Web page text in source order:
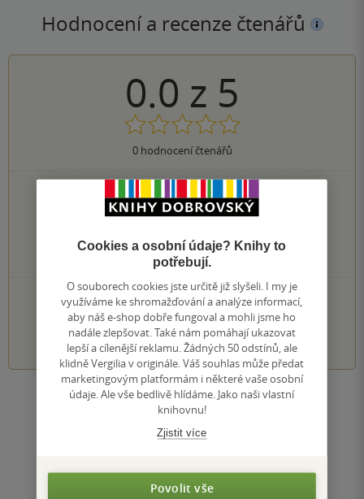
Hodnocení a recenze čtenářů
0.0 z 5
0hodnocení čtenářů
5 hvězdiček
0×
4 hvězdičky
0×
2 hvězdičky
0×
1 hvezdička
PŘIDEJTE SVÉ HODNOCENÍ KNIHY
1 2 3 4 5
Zobrazit všechna hodnocení
Cookies a osobní údaje? Knihy to
potřebují.
O souborech cookies jste určitě již slyšeli. I my je
využíváme ke shromažďování a analýze informací,
aby náš e-shop dobře fungoval a mohli jsme ho
nadále zlepšovat. Také nám pomáhají ukazovat
lepší a cílenější reklamu. Žádných 50 odstínů, ale
klidně Vergilia v originále. Váš souhlas může předat
marketingovým platformám i některé vaše osobní
údaje. Ale vše bedlivě hlídáme. Jako naši vlastní
knihovnu!
Zjistit více
Povolit vše